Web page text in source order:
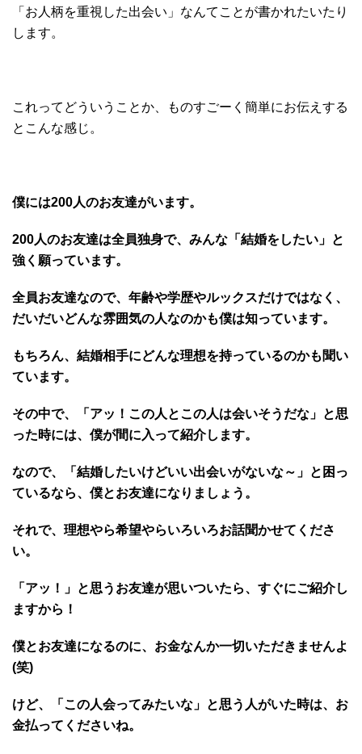
「お人柄を重視した出会い」なんてことが書かれたいたり
します。
これってどういうことか、ものすごーく簡単にお伝えする
とこんな感じ。
僕には200人のお友達がいます。
200人のお友達は全員独身で、みんな「結婚をしたい」と
強く願っています。
全員お友達なので、年齢や学歴やルックスだけではなく、
だいだいどんな雰囲気の人なのかも僕は知っています。
もちろん、結婚相手にどんな理想を持っているのかも聞い
ています。
その中で、「アッ！この人とこの人は会いそうだな」と思
った時には、僕が間に入って紹介します。
なので、「結婚したいけどいい出会いがないな～」と困っ
ているなら、僕とお友達になりましょう。
それで、理想やら希望やらいろいろお話聞かせてくださ
い。
「アッ！」と思うお友達が思いついたら、すぐにご紹介し
ますから！
僕とお友達になるのに、お金なんか一切いただきませんよ
(笑)
けど、「この人会ってみたいな」と思う人がいた時は、お
金払ってくださいね。